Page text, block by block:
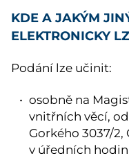
KDE A JAKÝM
ELEKTRONICKY
Podání lze učinit:
osobně na
vnitřních věcí,
Gorkého 3037/2,
v úředních